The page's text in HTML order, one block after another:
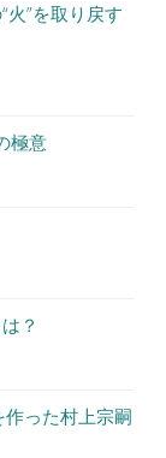
”を取り戻す
極意
？
った村上宗嗣